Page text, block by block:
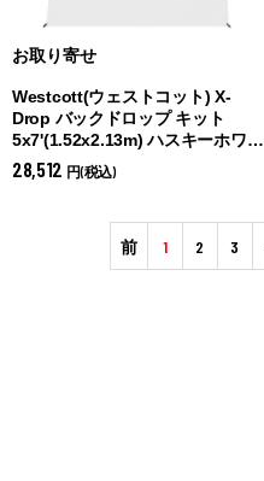
お取り寄せ
Westcott(ウェストコット) X-
Drop バックドロップ キット
5x7'(1.52x2.13m) ハスキーホワイ
ト (ハスキーホワイト)
28,512 円(税込)
前 1 2 3